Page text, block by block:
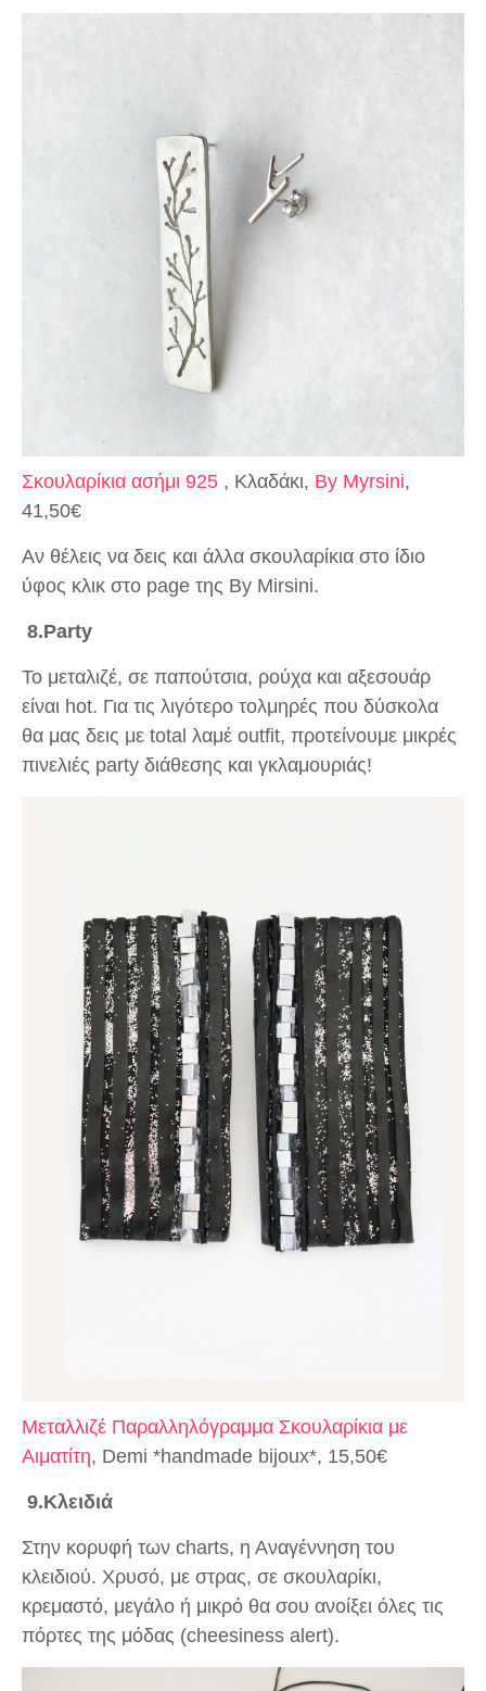
Σκουλαρίκια ασήμι 925 , Κλαδάκι, Βy Myrsini,
41,50€
Αν θέλεις να δεις και άλλα σκουλαρίκια στο ίδιο
ύφος κλικ στο page της By Mirsini.
8.Party
Το μεταλιζέ, σε παπούτσια, ρούχα και αξεσουάρ
είναι hot. Για τις λιγότερο τολμηρές που δύσκολα
θα μας δεις με total λαμέ outfit, προτείνουμε μικρές
πινελιές party διάθεσης και γκλαμουριάς!
Μεταλλιζέ Παραλληλόγραμμα Σκουλαρίκια με
Αιματίτη, Demi *handmade bijoux*, 15,50€
9.Κλειδιά
Στην κορυφή των charts, η Αναγέννηση του
κλειδιού. Χρυσό, με στρας, σε σκουλαρίκι,
κρεμαστό, μεγάλο ή μικρό θα σου ανοίξει όλες τις
πόρτες της μόδας (cheesiness alert).